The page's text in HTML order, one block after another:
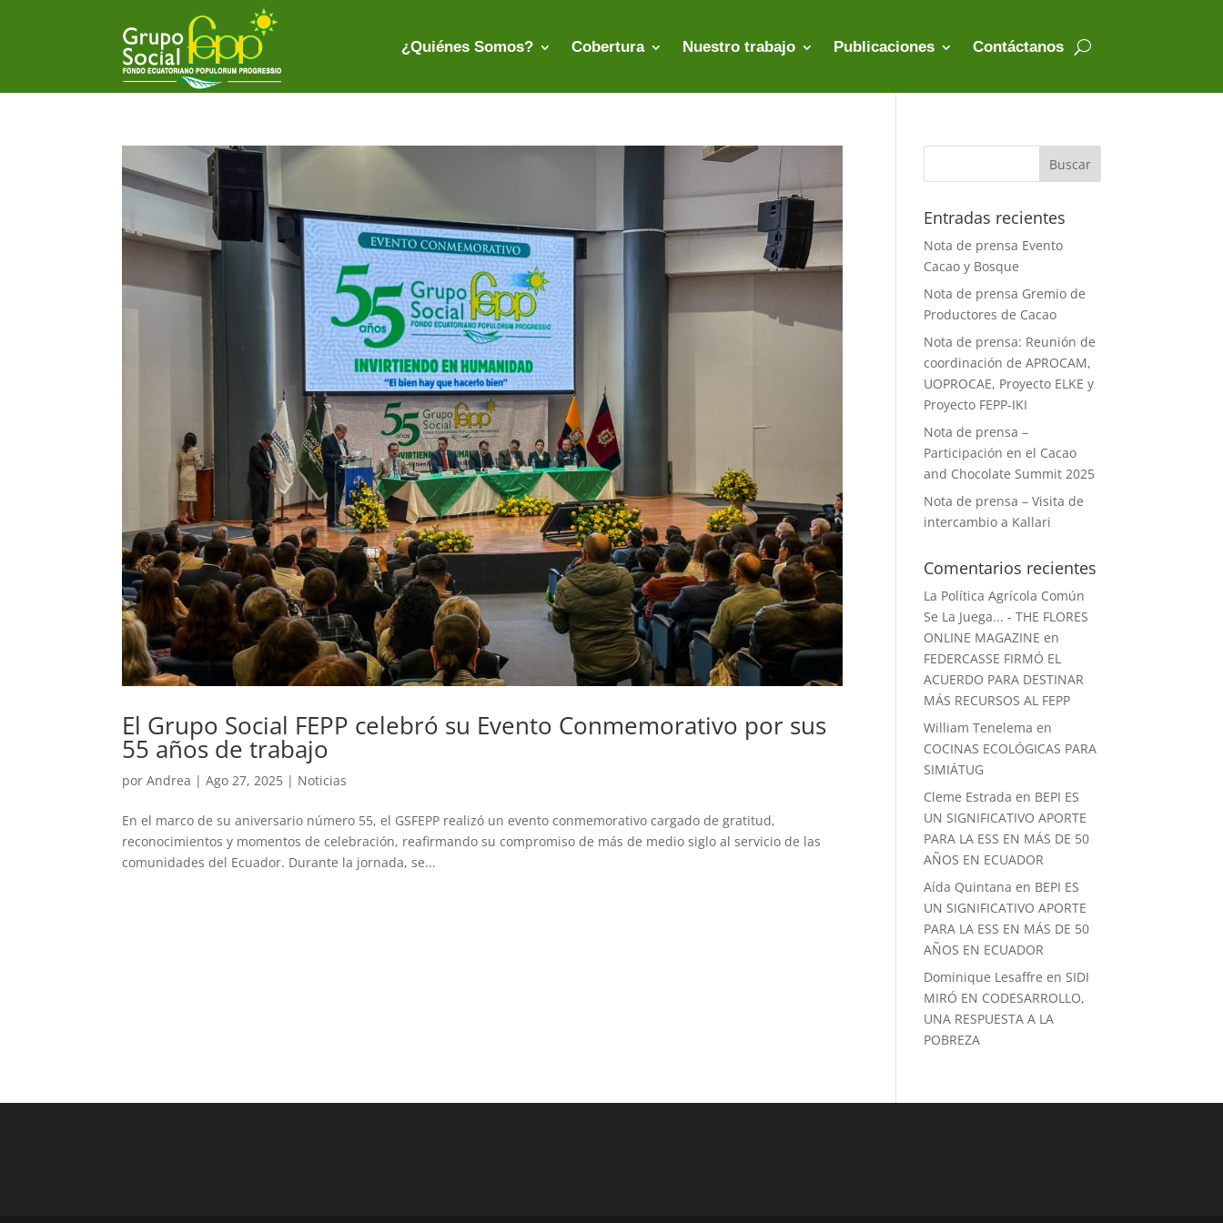
¿Quiénes Somos? Cobertura Nuestro trabajo Publicaciones Contáctanos
El Grupo Social FEPP celebró su Evento Conmemorativo por sus
55 años de trabajo
porAndrea |Ago 27, 2025 | Noticias
En el marco de su aniversario número 55, el GSFEPP realizó un evento conmemorativo cargado de gratitud,
reconocimientos y momentos de celebración, reafirmando su compromiso de más de medio siglo al servicio de las
comunidades del Ecuador. Durante la jornada, se...
Entradas recientes
Nota de prensa Evento
Cacao y Bosque
Nota de prensa Gremio de
Productores de Cacao
Nota de prensa: Reunión de
coordinación de APROCAM,
UOPROCAE, Proyecto ELKE y
Proyecto FEPP-IKI
Nota de prensa –
Participación en el Cacao
and Chocolate Summit 2025
Nota de prensa – Visita de
intercambio a Kallari
Comentarios recientes
La Política Agrícola Común
Se La Juega... - THE FLORES
ONLINE MAGAZINE en
FEDERCASSE FIRMÓ EL
ACUERDO PARA DESTINAR
MÁS RECURSOS AL FEPP
William Tenelema en
COCINAS ECOLÓGICAS PARA
SIMIÁTUG
Cleme Estrada en BEPI ES
UN SIGNIFICATIVO APORTE
PARA LA ESS EN MÁS DE 50
AÑOS EN ECUADOR
Aída Quintana en BEPI ES
UN SIGNIFICATIVO APORTE
PARA LA ESS EN MÁS DE 50
AÑOS EN ECUADOR
Dominique Lesaffre enSIDI
MIRÓ EN CODESARROLLO,
UNA RESPUESTA A LA
POBREZA